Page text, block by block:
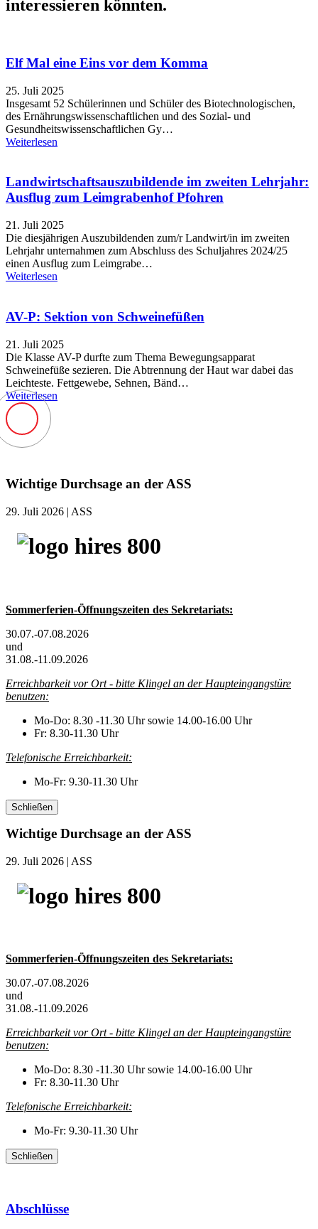
interessieren könnten.
Elf Mal eine Eins vor dem Komma
25. Juli 2025
Insgesamt 52 Schülerinnen und Schüler des Biotechnologischen,
des Ernährungswissenschaftlichen und des Sozial- und
Gesundheitswissenschaftlichen Gy…
Weiterlesen
Landwirtschaftsauszubildende im zweiten Lehrjahr:
Ausflug zum Leimgrabenhof Pfohren
21. Juli 2025
Die diesjährigen Auszubildenden zum/r Landwirt/in im zweiten
Lehrjahr unternahmen zum Abschluss des Schuljahres 2024/25
einen Ausflug zum Leimgrabe…
Weiterlesen
AV-P: Sektion von Schweinefüßen
21. Juli 2025
Die Klasse AV-P durfte zum Thema Bewegungsapparat
Schweinefüße sezieren. Die Abtrennung der Haut war dabei das
Leichteste. Fettgewebe, Sehnen, Bänd…
Weiterlesen
Wichtige Durchsage an der ASS
29. Juli 2026 | ASS
Sommerferien-Öffnungszeiten des Sekretariats:
30.07.-07.08.2026
und
31.08.-11.09.2026
Erreichbarkeit vor Ort - bitte Klingel an der Haupteingangstüre
benutzen:
Mo-Do: 8.30 -11.30 Uhr sowie 14.00-16.00 Uhr
Fr: 8.30-11.30 Uhr
Telefonische Erreichbarkeit:
Mo-Fr: 9.30-11.30 Uhr
Schließen
Wichtige Durchsage an der ASS
29. Juli 2026 | ASS
Sommerferien-Öffnungszeiten des Sekretariats:
30.07.-07.08.2026
und
31.08.-11.09.2026
Erreichbarkeit vor Ort - bitte Klingel an der Haupteingangstüre
benutzen:
Mo-Do: 8.30 -11.30 Uhr sowie 14.00-16.00 Uhr
Fr: 8.30-11.30 Uhr
Telefonische Erreichbarkeit:
Mo-Fr: 9.30-11.30 Uhr
Schließen
Abschlüsse